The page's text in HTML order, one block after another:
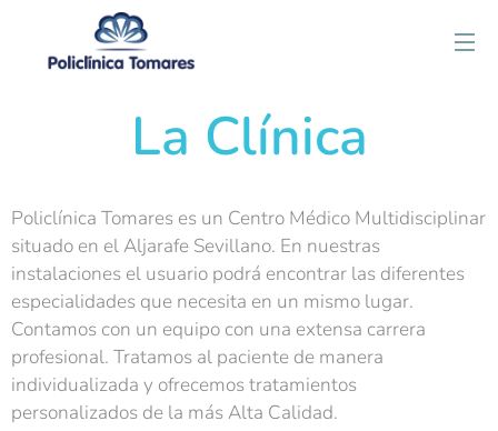
La Clínica
Policlínica Tomares es un Centro Médico Multidisciplinar
situado en el Aljarafe Sevillano. En nuestras
instalaciones el usuario podrá encontrar las diferentes
especialidades que necesita en un mismo lugar.
Contamos con un equipo con una extensa carrera
profesional. Tratamos al paciente de manera
individualizada y ofrecemos tratamientos
personalizados de la más Alta Calidad.